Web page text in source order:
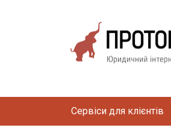
Сервіси для клієнтів